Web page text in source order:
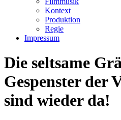
Kontext
Produktion
Regie
Impressum
Die seltsame
Gespenster der
sind wieder da!